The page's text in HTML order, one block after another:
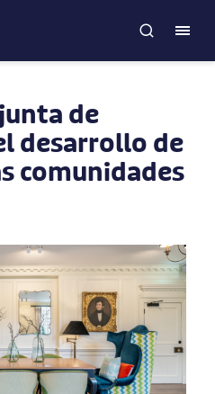
de
desarrollo de
comunidades